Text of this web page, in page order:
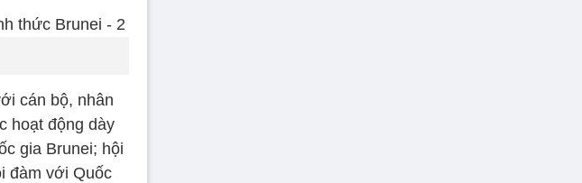
cán bộ, nhân
hoạt động dày
gia Brunei; hội
đàm với Quốc